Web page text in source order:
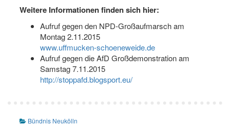
Weitere Informationen finden sich hier:
Aufruf gegen den NPD-Großaufmarsch am
Montag 2.11.2015
www.uffmucken-schoeneweide.de
Aufruf gegen die AfD Großdemonstration am
Samstag 7.11.2015
http://stoppafd.blogsport.eu/
Bündnis Neukölln